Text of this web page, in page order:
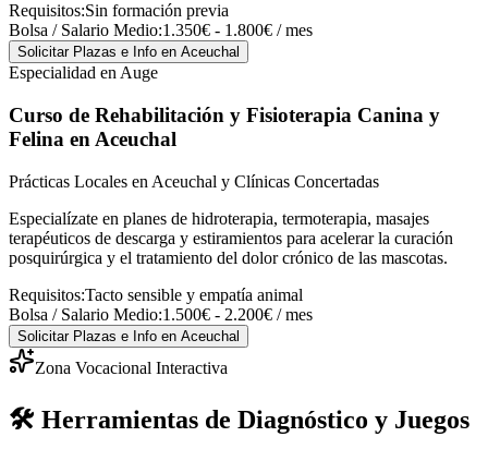
Requisitos:Sin formación previa
Bolsa / Salario Medio:1.350€ - 1.800€ / mes
Solicitar Plazas e Info en Aceuchal
Especialidad en Auge
Curso de Rehabilitación y Fisioterapia Canina y
Felina en Aceuchal
Prácticas Locales en Aceuchal y Clínicas Concertadas
Especialízate en planes de hidroterapia, termoterapia, masajes
terapéuticos de descarga y estiramientos para acelerar la curación
posquirúrgica y el tratamiento del dolor crónico de las mascotas.
Requisitos:Tacto sensible y empatía animal
Bolsa / Salario Medio:1.500€ - 2.200€ / mes
Solicitar Plazas e Info en Aceuchal
Zona Vocacional Interactiva
🛠️ Herramientas de Diagnóstico y Juegos